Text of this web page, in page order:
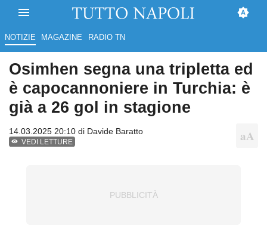
NOTIZIE MAGAZINE RADIO TN
Osimhen segna una tripletta ed
è capocannoniere in Turchia: è
già a 26 gol in stagione
14.03.2025 20:10 di Davide Baratto
VEDI LETTURE